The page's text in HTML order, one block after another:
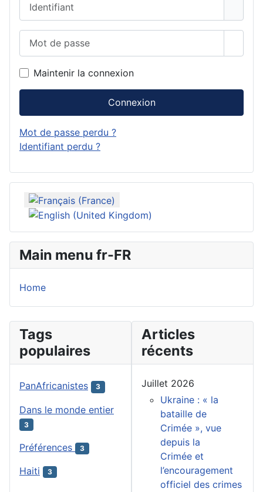
Maintenir la connexion
Connexion
Mot de passe perdu ?
Identifiant perdu ?
Sélectionnez votre langue
Main menu fr-FR
Home
Tags
populaires
PanAfricanistes 3
Dans le monde entier
3
Préférences 3
Haiti 3
Articles
récents
Juillet 2026
Ukraine : « la
bataille de
Crimée », vue
depuis la
Crimée et
l’encouragement
officiel des crimes